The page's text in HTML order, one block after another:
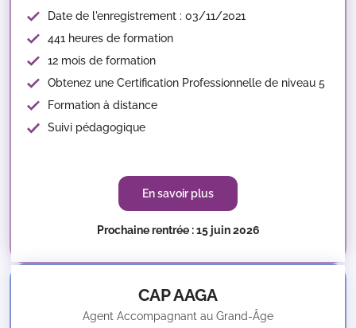
Date de l'enregistrement : 03/11/2021
441 heures de formation
12 mois de formation
Obtenez une Certification Professionnelle de niveau 5
Formation à distance
Suivi pédagogique
En savoir plus
Prochaine rentrée : 15 juin 2026
CAP AAGA
Agent Accompagnant au Grand-Âge